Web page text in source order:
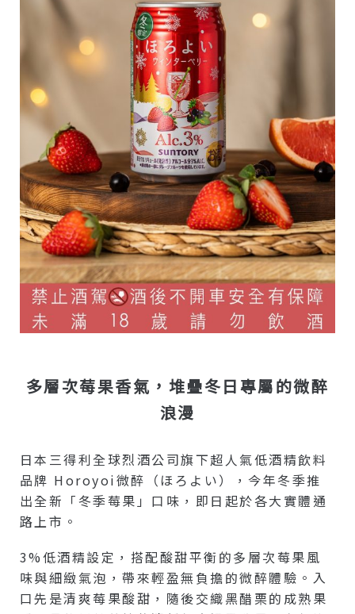
多層次莓果香氣，堆疊冬日專屬的微醉
浪漫
日本三得利全球烈酒公司旗下超人氣低酒精飲料
品牌 Horoyoi微醉（ほろよい），今年冬季推
出全新「冬季莓果」口味，即日起於各大實體通
路上市。
3%低酒精設定，搭配酸甜平衡的多層次莓果風
味與細緻氣泡，帶來輕盈無負擔的微醉體驗。入
口先是清爽莓果酸甜，隨後交織黑醋栗的成熟果